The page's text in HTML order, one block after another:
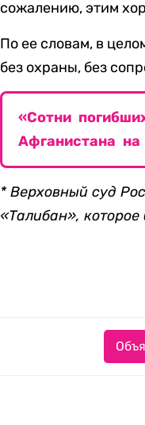
сожалению, этим
По ее словам, в
без охраны, без
«Cотни
Афганистана
* Верховный суд
«Талибан»,